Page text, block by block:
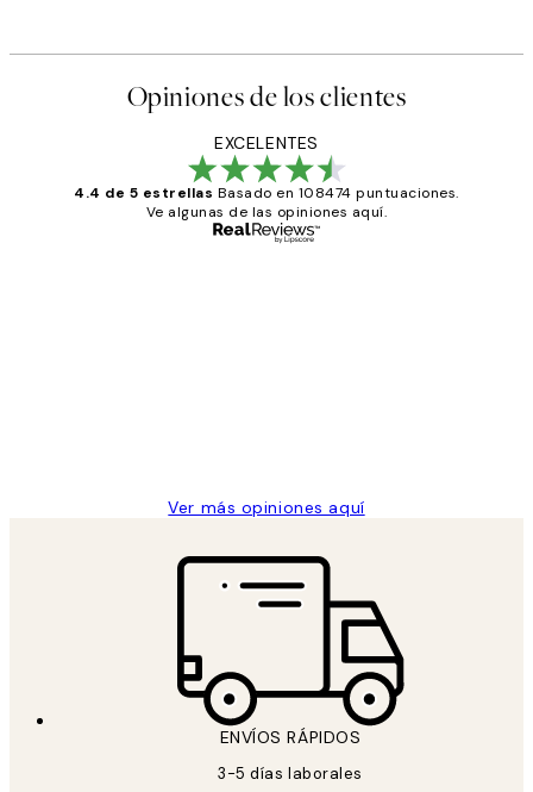
Opiniones de los clientes
EXCELENTES
4.4 de 5 estrellas Basado en 108474 puntuaciones.
Ve algunas de las opiniones aquí.
Ver más opiniones aquí
ENVÍOS RÁPIDOS
3-5 días laborales